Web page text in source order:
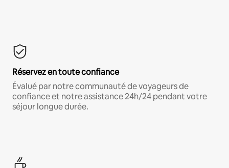
Réservez en toute confiance
Évalué par notre communauté de voyageurs de
confiance et notre assistance 24h/24 pendant votre
séjour longue durée.